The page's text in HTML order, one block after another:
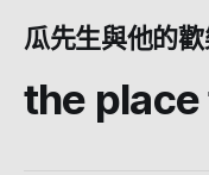
瓜先生與他的
the